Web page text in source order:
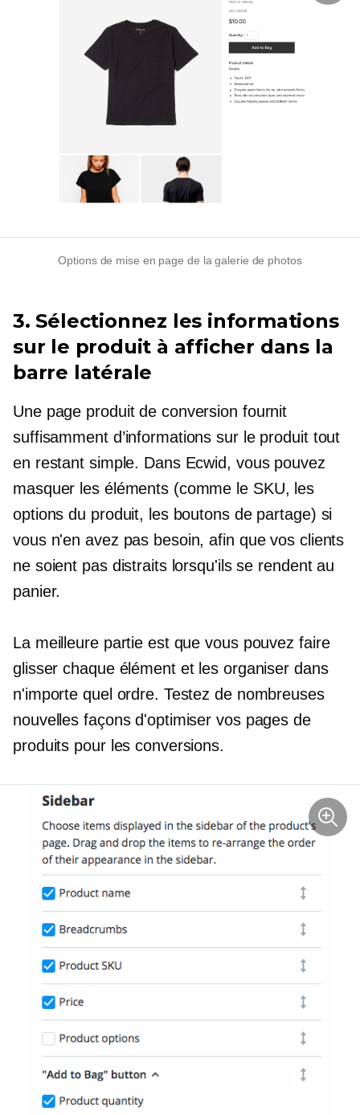
Options de mise en page de la galerie de photos
3. Sélectionnez les informations
sur le produit à afficher dans la
barre latérale
Une page produit de conversion fournit
suffisamment d’informations sur le produit tout
en restant simple. Dans Ecwid, vous pouvez
masquer les éléments (comme le SKU, les
options du produit, les boutons de partage) si
vous n'en avez pas besoin, afin que vos clients
ne soient pas distraits lorsqu'ils se rendent au
panier.
La meilleure partie est que vous pouvez faire
glisser chaque élément et les organiser dans
n'importe quel ordre. Testez de nombreuses
nouvelles façons d'optimiser vos pages de
produits pour les conversions.